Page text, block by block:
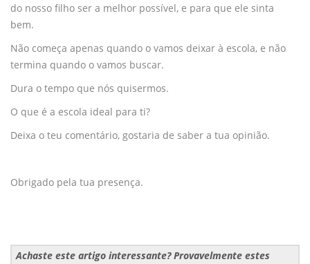
do nosso filho ser a melhor possível, e para que ele sinta
bem.
Não começa apenas quando o vamos deixar à escola, e não
termina quando o vamos buscar.
Dura o tempo que nós quisermos.
O que é a escola ideal para ti?
Deixa o teu comentário, gostaria de saber a tua opinião.
Obrigado pela tua presença.
Achaste este artigo interessante? Provavelmente estes